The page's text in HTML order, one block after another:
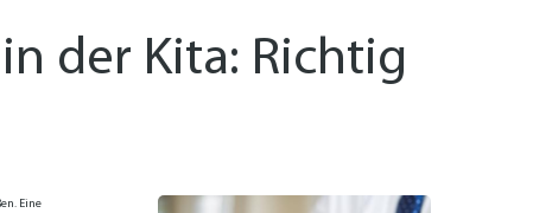
der Kita: Richtig
Eine